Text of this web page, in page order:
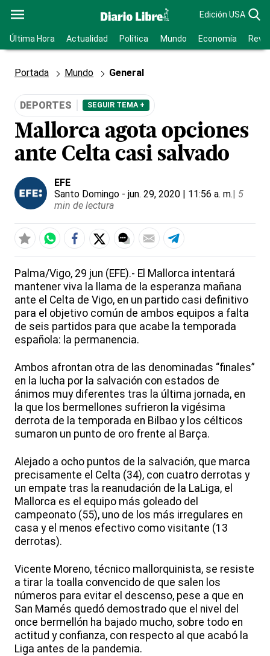
Edición USA
Última Hora Actualidad Política Mundo Economía
Portada Mundo General
DEPORTES SEGUIR TEMA +
Mallorca agota opciones
ante Celta casi salvado
EFE
Santo Domingo - jun. 29, 2020 | 11:56 a. m.| 5
min de lectura
Palma/Vigo, 29 jun (EFE).- El Mallorca intentará
mantener viva la llama de la esperanza mañana
ante el Celta de Vigo, en un partido casi definitivo
para el objetivo común de ambos equipos a falta
de seis partidos para que acabe la temporada
española: la permanencia.
Ambos afrontan otra de las denominadas “finales”
en la lucha por la salvación con estados de
ánimos muy diferentes tras la última jornada, en
la que los bermellones sufrieron la vigésima
derrota de la temporada en Bilbao y los célticos
sumaron un punto de oro frente al Barça.
Alejado a ocho puntos de la salvación, que marca
precisamente el Celta (34), con cuatro derrotas y
un empate tras la reanudación de la LaLiga, el
Mallorca es el equipo más goleado del
campeonato (55), uno de los más irregulares en
casa y el menos efectivo como visitante (13
derrotas).
Vicente Moreno, técnico mallorquinista, se resiste
a tirar la toalla convencido de que salen los
números para evitar el descenso, pese a que en
San Mamés quedó demostrado que el nivel del
once bermellón ha bajado mucho, sobre todo en
actitud y confianza, con respecto al que acabó la
Liga antes de la pandemia.